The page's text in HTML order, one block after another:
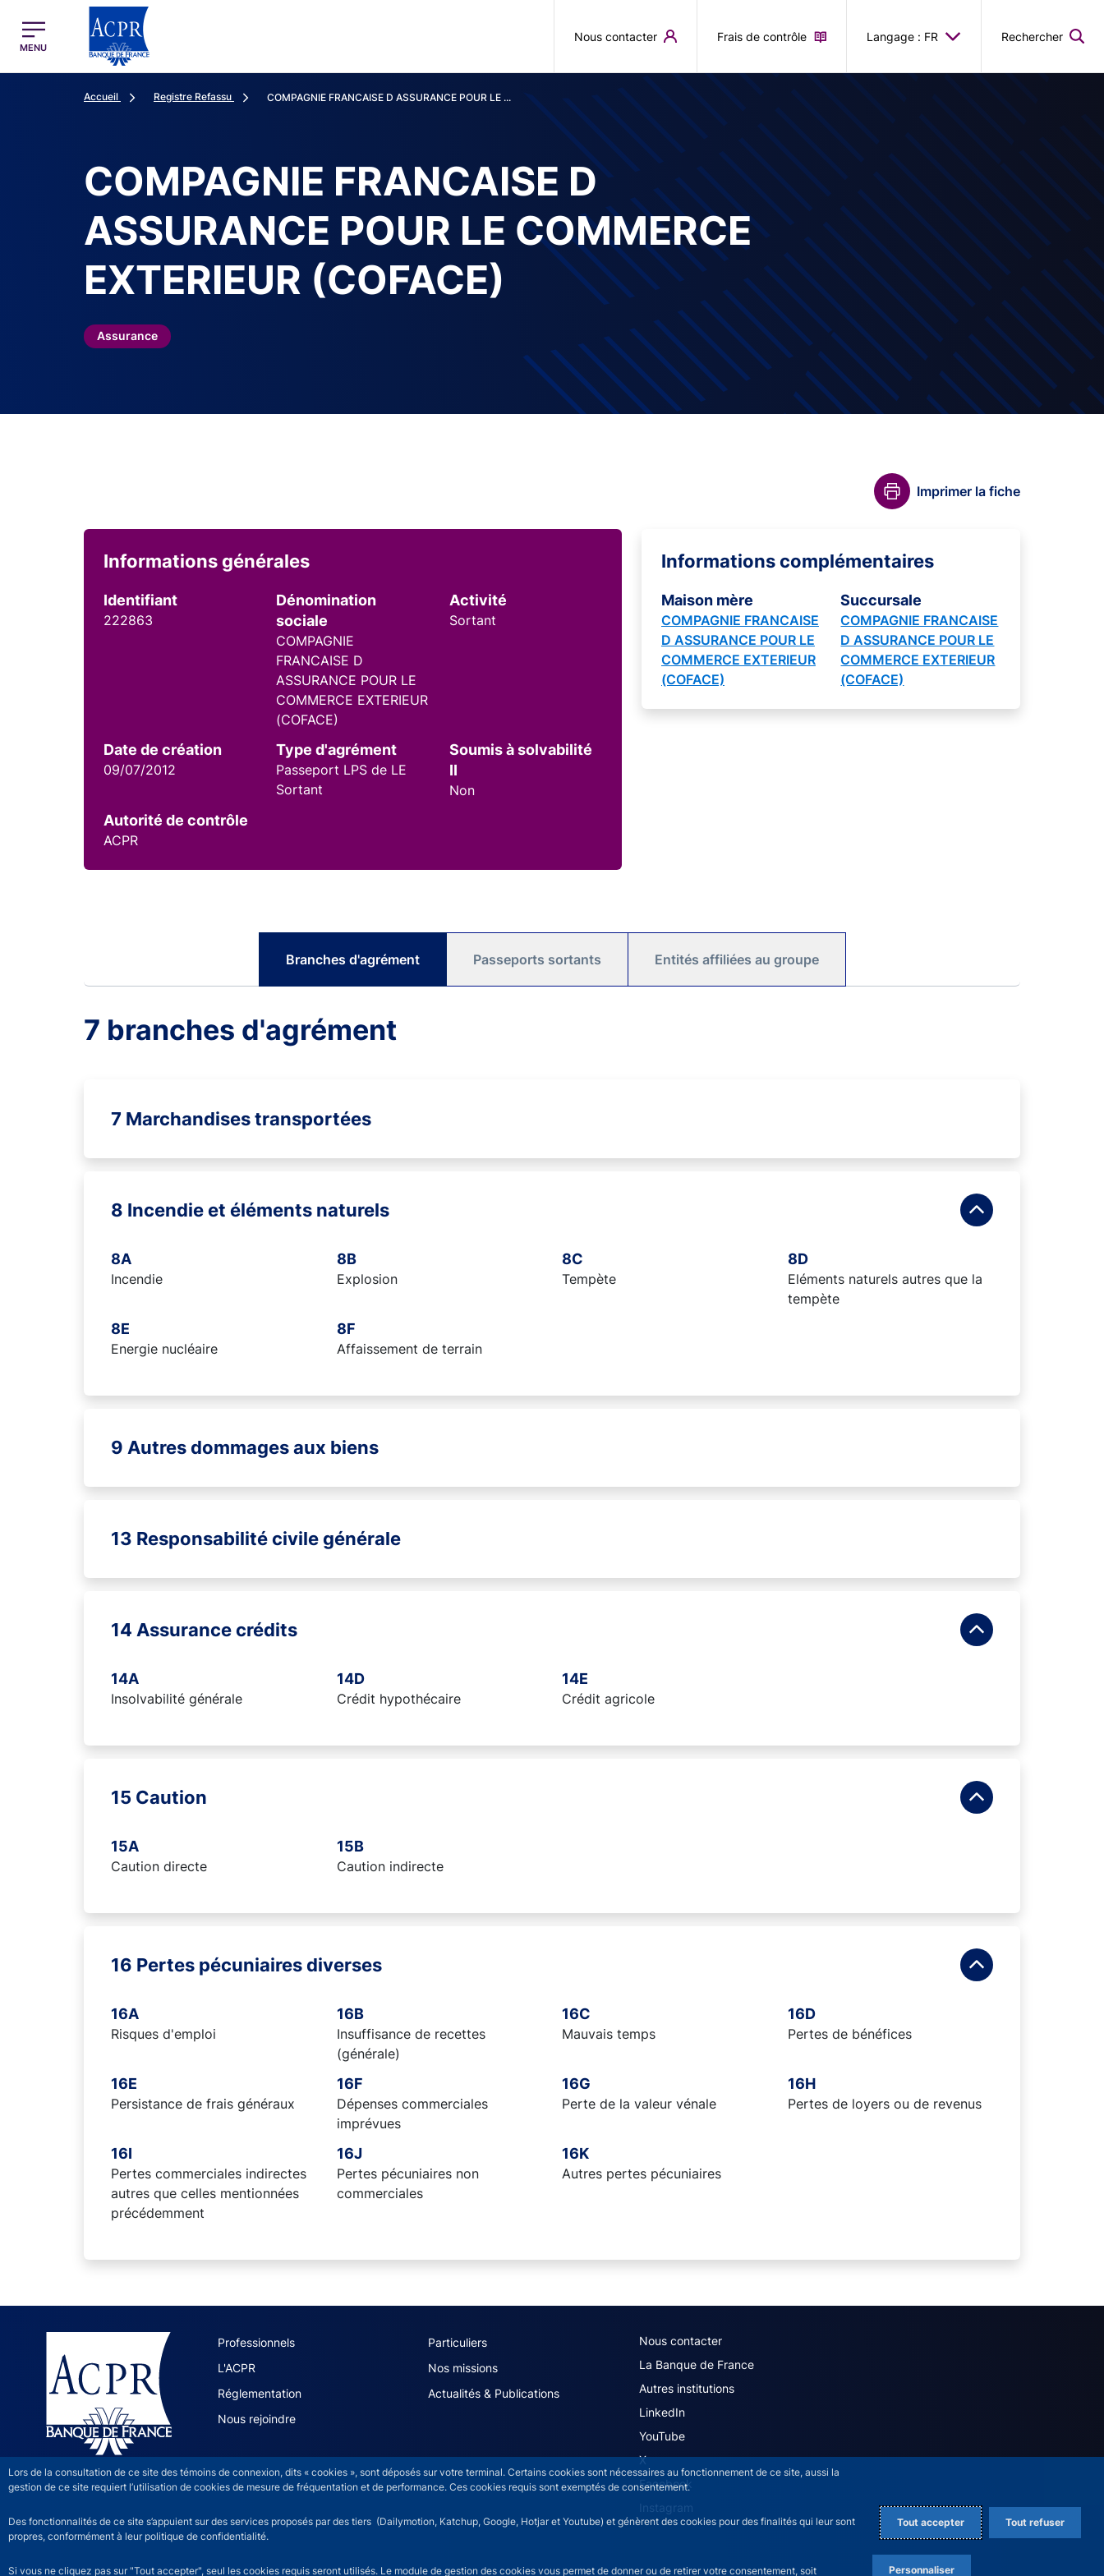
Lors de la consultation de ce site des témoins de connexion, dits « cookies », sont déposés sur votre terminal. Certains cookies sont nécessaires au fonctionnement de ce site, aussi la
gestion de ce site requiert l’utilisation de cookies de mesure de fréquentation et de performance. Ces cookies requis sont exemptés de consentement.
Des fonctionnalités de ce site s’appuient sur des services proposés par des tiers (Dailymotion, Katchup, Google, Hotjar et Youtube) et génèrent des cookies pour des finalités qui leur sont
propres, conformément à leur politique de confidentialité.
Si vous ne cliquez pas sur "Tout accepter", seul les cookies requis seront utilisés. Le module de gestion des cookies vous permet de donner ou de retirer votre consentement, soit
Tout accepter Tout refuser
Personnaliser
ACPR Menu Principal (French)
MENU
Nous contacter Frais de contrôle Langage : FR Rechercher
Accueil Registre Refassu COMPAGNIE FRANCAISE D ASSURANCE POUR LE ...
COMPAGNIE FRANCAISE D
ASSURANCE POUR LE COMMERCE
EXTERIEUR (COFACE)
Assurance
Imprimer la fiche
Informations générales
Identifiant
222863
Dénomination
sociale
COMPAGNIE
FRANCAISE D
ASSURANCE POUR LE
COMMERCE EXTERIEUR
(COFACE)
Activité
Sortant
Date de création
09/07/2012
Type d'agrément
Passeport LPS de LE
Sortant
Soumis à solvabilité
II
Non
Autorité de contrôle
ACPR
Informations complémentaires
Maison mère
COMPAGNIE FRANCAISE
D ASSURANCE POUR LE
COMMERCE EXTERIEUR
(COFACE)
Succursale
COMPAGNIE FRANCAISE
D ASSURANCE POUR LE
COMMERCE EXTERIEUR
(COFACE)
Branches d'agrément Passeports sortants Entités affiliées au groupe
7 branches d'agrément
7 Marchandises transportées
8 Incendie et éléments naturels
8A
Incendie
8B
Explosion
8C
Tempète
8D
Eléments naturels autres que la
tempète
8E
Energie nucléaire
8F
Affaissement de terrain
9 Autres dommages aux biens
13 Responsabilité civile générale
14 Assurance crédits
14A
Insolvabilité générale
14D
Crédit hypothécaire
14E
Crédit agricole
15 Caution
15A
Caution directe
15B
Caution indirecte
16 Pertes pécuniaires diverses
16A
Risques d'emploi
16B
Insuffisance de recettes
(générale)
16C
Mauvais temps
16D
Pertes de bénéfices
16E
Persistance de frais généraux
16F
Dépenses commerciales
imprévues
16G
Perte de la valeur vénale
16H
Pertes de loyers ou de revenus
16I
Pertes commerciales indirectes
autres que celles mentionnées
précédemment
16J
Pertes pécuniaires non
commerciales
16K
Autres pertes pécuniaires
ACPR site navigation (French)
Professionnels
Particuliers
L'ACPR
Nos missions
Réglementation
Actualités & Publications
Nous rejoindre
ACPR footer secondary menu (French)
Nous contacter
La Banque de France
Autres institutions
LinkedIn
YouTube
X
Facebook
Instagram